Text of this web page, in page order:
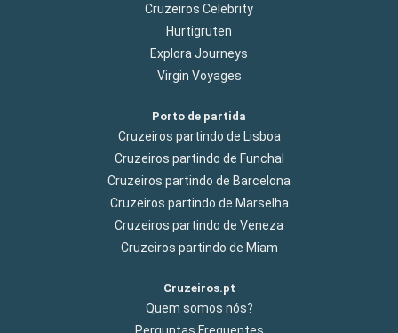
Cruzeiros Celebrity
Hurtigruten
Explora Journeys
Virgin Voyages
Porto de partida
Cruzeiros partindo de Lisboa
Cruzeiros partindo de Funchal
Cruzeiros partindo de Barcelona
Cruzeiros partindo de Marselha
Cruzeiros partindo de Veneza
Cruzeiros partindo de Miam
Cruzeiros.pt
Quem somos nós?